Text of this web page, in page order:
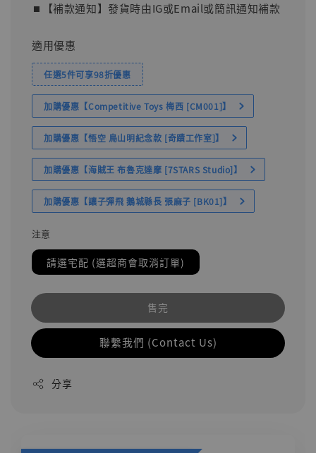
⏹︎【補款通知】發貨時由IG或Email或簡訊通知補款
適用優惠
任選5件可享98折優惠
加購優惠【Competitive Toys 梅西 [CM001]】
加購優惠【悟空 鳥山明紀念款 [奇蹟工作室]】
加購優惠【海賊王 布魯克達摩 [7STARS Studio]】
加購優惠【讓子彈飛 鵝城縣長 張麻子 [BK01]】
注意
請選宅配 (選超商會取消訂單)
售完
聯繫我們 (Contact Us)
分享